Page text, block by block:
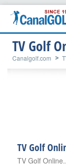
TV Golf
Canalgolf.com
TV Golf
TV Golf